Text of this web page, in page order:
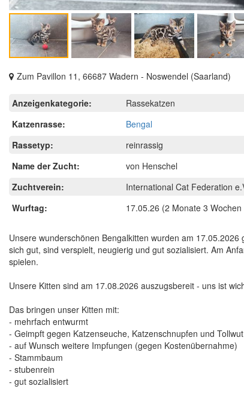
Zum Pavillon 11, 66687 Wadern - Noswendel (Saarland)
Anzeigenkategorie:
Rassekatzen
Katzenrasse:
Bengal
Rassetyp:
reinrassig
Name der Zucht:
von Henschel
Zuchtverein:
International Cat Federation
Wurftag:
17.05.26 (2 Monate 3 Wochen
Unsere wunderschönen Bengalkitten wurden am
sich gut, sind verspielt, neugierig und gut sozialisiert. Am
spielen.
Unsere Kitten sind am 17.08.2026 auszugsbereit - uns ist
Das bringen unser Kitten mit:
- mehrfach entwurmt
- Geimpft gegen Katzenseuche, Katzenschnupfen und Tollwut
- auf Wunsch weitere Impfungen (gegen Kostenübernahme)
- Stammbaum
- stubenrein
- gut sozialisiert